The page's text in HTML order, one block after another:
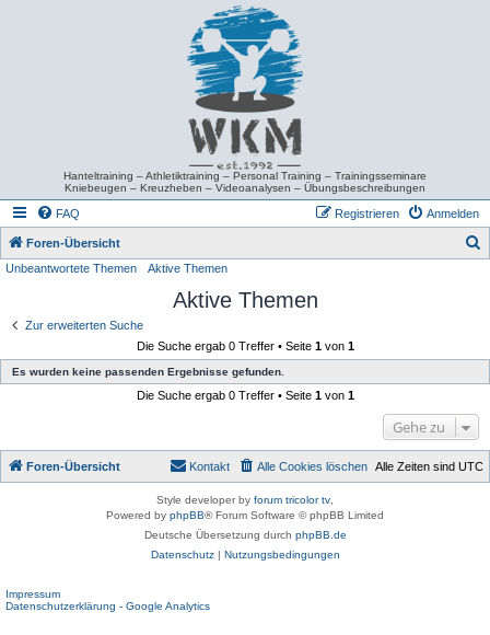
Hanteltraining – Athletiktraining – Personal Training – Trainingsseminare
Kniebeugen – Kreuzheben – Videoanalysen – Übungsbeschreibungen
FAQ Anmelden
Registrieren
Foren-Übersicht
Unbeantwortete Themen Aktive Themen
Aktive Themen
Zur erweiterten Suche
Die Suche ergab 0 Treffer • Seite 1von 1
Es wurden keine passenden Ergebnisse gefunden.
Die Suche ergab 0 Treffer • Seite 1von 1
Gehe zu
Foren-Übersicht Alle Zeiten sind UTC
Alle Cookies löschen
Kontakt
Style developer by forum tricolor tv
Powered by phpBB® Forum Software © phpBB Limited
Deutsche Übersetzung durch phpBB.de
Datenschutz| Nutzungsbedingungen
Impressum
Datenschutzerklärung - Google Analytics